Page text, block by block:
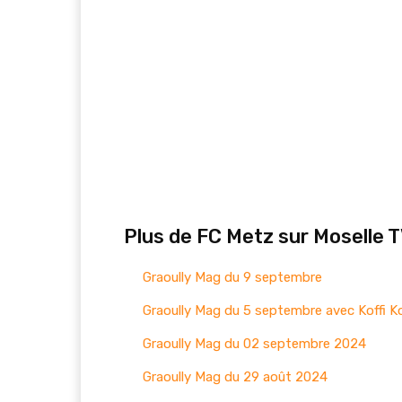
Plus de FC Metz sur Moselle
Graoully Mag du 9 septembre
Graoully Mag du 5 septembre avec Koffi
Graoully Mag du 02 septembre 2024
Graoully Mag du 29 août 2024